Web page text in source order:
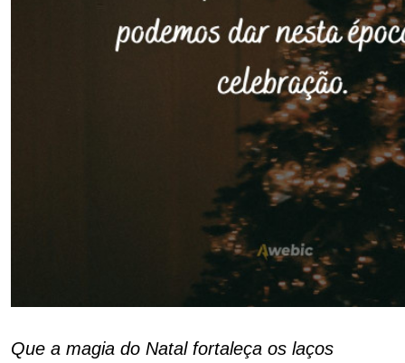
Que a magia do Natal fortaleça os laços